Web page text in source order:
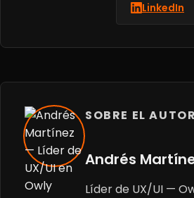
LinkedIn
SOBRE EL AUTOR
Andrés
Líder de UX/UI —